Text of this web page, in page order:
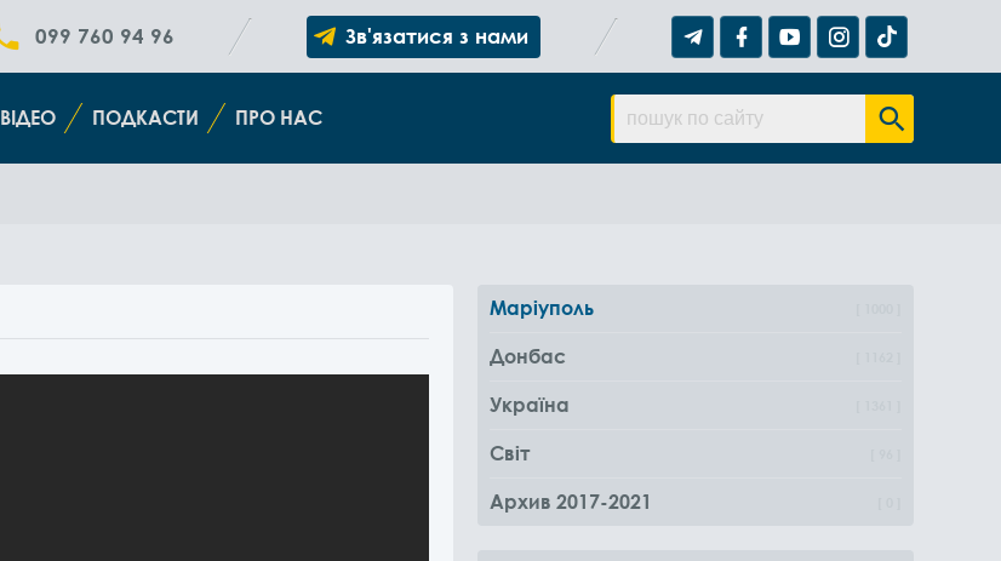
099 760 94 96 Зв'язатися з нами
ВІДЕО ПОДКАСТИ ПРО НАС
Маріуполь
Донбас
Україна
Світ
Архив 2017-2021